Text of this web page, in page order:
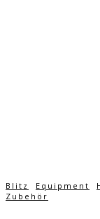
Blitz Equipment
Zubehör